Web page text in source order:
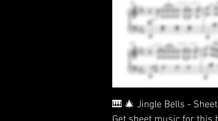
🎹 🎄 Jingle Bells -